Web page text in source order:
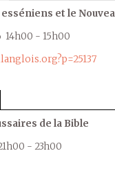
esséniens et le
14h00 - 15h00
de la Bible
- 23h00